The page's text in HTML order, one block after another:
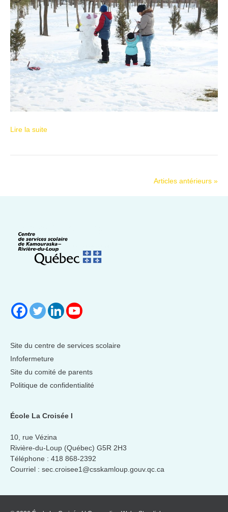
Lire la suite
Articles antérieurs »
Site du centre de services scolaire
Infofermeture
Site du comité de parents
Politique de confidentialité
École La Croisée I
10, rue Vézina
Rivière-du-Loup (Québec) G5R 2H3
Téléphone : 418 868-2392
Courriel : sec.croisee1@csskamloup.gouv.qc.ca